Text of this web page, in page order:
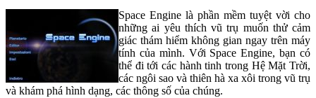
Space Engine là phần mềm tuyệt vời cho
những ai yêu thích vũ trụ muốn thử cảm
giác thám hiểm không gian ngay trên máy
tính của mình. Với Space Engine, bạn có
thể đi tới các hành tinh trong Hệ Mặt Trời,
các ngôi sao và thiên hà xa xôi trong vũ trụ
và khám phá hình dạng, các thông số của chúng.